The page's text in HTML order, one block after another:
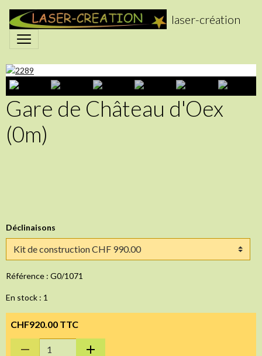
laser-création
Gare de Château d'Oex
(0m)
Déclinaisons
Référence : G0/1071
En stock : 1
CHF920.00 TTC